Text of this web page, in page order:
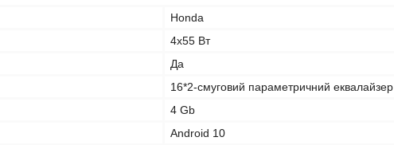
Honda
4х55 Вт
Да
16*2-смуговий параметричний еквалайзер
4 Gb
Android 10